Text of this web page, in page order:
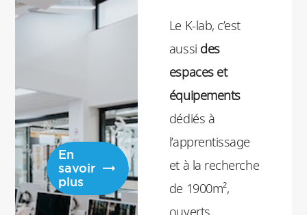
Son accès est
ouvert aux
inscription.
En
savoir
plus
Le K-lab, c’est
aussi des
espaces et
équipements
dédiés à
l’apprentissage
et à la recherche
de 1900m²,
ouverts